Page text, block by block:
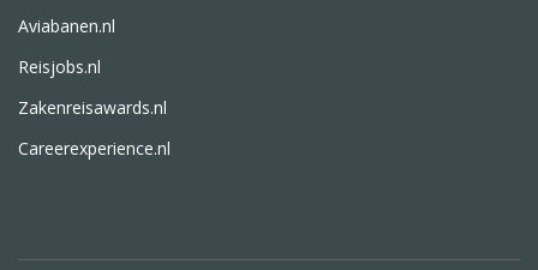
Aviabanen.nl
Reisjobs.nl
Zakenreisawards.nl
Careerexperience.nl